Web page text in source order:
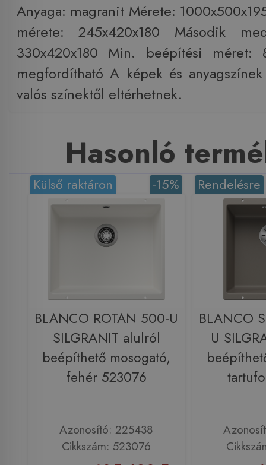
Anyaga: magranit Mérete:
mérete: 245x420x180 Második
330x420x180 Min. beépítési
megfordítható A képek és
valós színektől eltérhetnek.
Hasonló
-15%
Külső raktáron
BLANCO ROTAN 500-U
SILGRANIT alulról
beépíthető mosogató,
fehér 523076
Azonosító: 225438
Cikkszám: 523076
Rendelésre
BLANCO
U